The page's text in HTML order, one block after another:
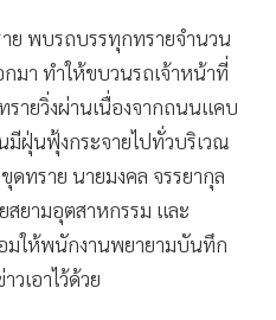
ายวิ่งผ่านเนื่องจากถนนแคบ
ฝุ่นฟุ้งกระจายไปทั่วบริเวณ
ดทราย นายมงคล จรรยากุล
สยามอุตสาหกรรม และ
ให้พนักงานพยายามบันทึก
เอาไว้ด้วย
ได้ลงตรวจสอบพื้นที่ ซึ่งเป็นบ่อ